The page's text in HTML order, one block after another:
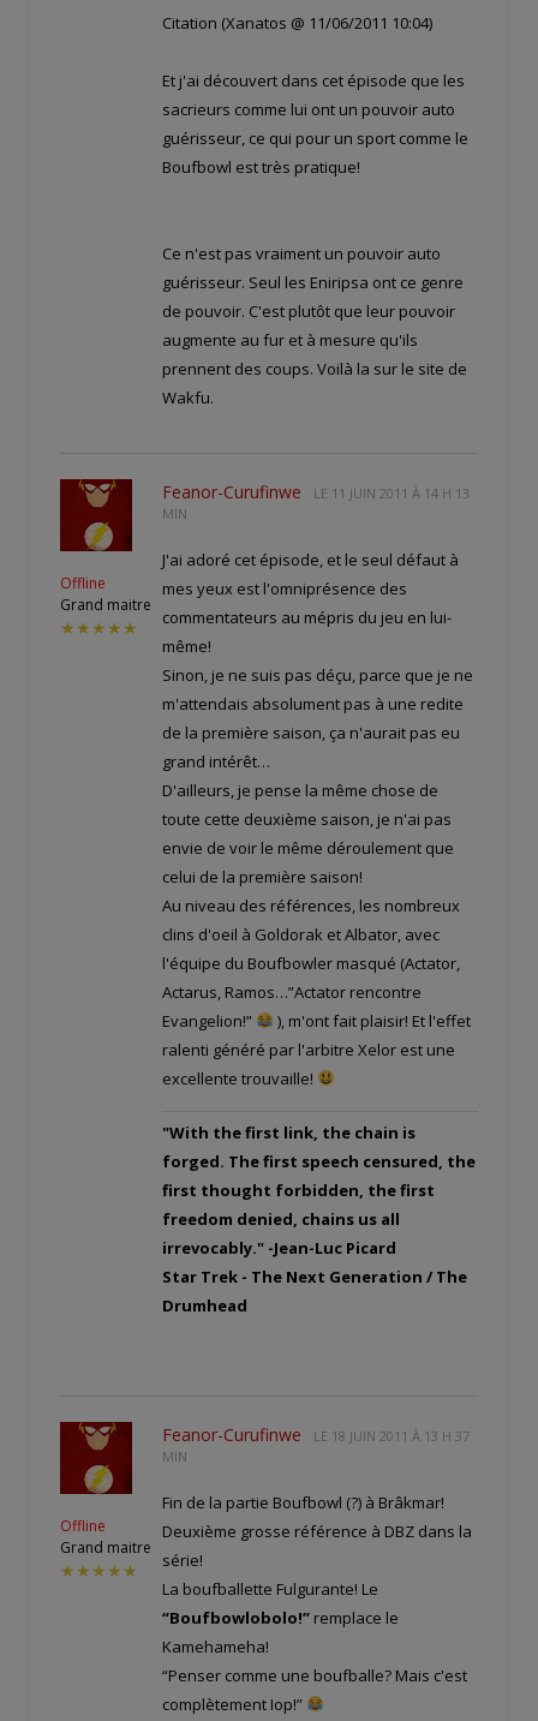
Citation (Xanatos @ 11/06/2011 10:04)
Et j'ai découvert dans cet épisode que les
sacrieurs comme lui ont un pouvoir auto
guérisseur, ce qui pour un sport comme le
Boufbowl est très pratique!
Ce n'est pas vraiment un pouvoir auto
guérisseur. Seul les Eniripsa ont ce genre
de pouvoir. C'est plutôt que leur pouvoir
augmente au fur et à mesure qu'ils
prennent des coups. Voilà la sur le site de
Wakfu.
Offline
Grand maitre
★★★★★
Feanor-Curufinwe LE 11 JUIN 2011 À 14 H 13
MIN
J'ai adoré cet épisode, et le seul défaut à
mes yeux est l'omniprésence des
commentateurs au mépris du jeu en lui-
même!
Sinon, je ne suis pas déçu, parce que je ne
m'attendais absolument pas à une redite
de la première saison, ça n'aurait pas eu
grand intérêt…
D'ailleurs, je pense la même chose de
toute cette deuxième saison, je n'ai pas
envie de voir le même déroulement que
celui de la première saison!
Au niveau des références, les nombreux
clins d'oeil à Goldorak et Albator, avec
l'équipe du Boufbowler masqué (Actator,
Actarus, Ramos…”Actator rencontre
Evangelion!”
), m'ont fait plaisir! Et l'effet
ralenti généré par l'arbitre Xelor est une
excellente trouvaille!
"With the first link, the chain is
forged. The first speech censured, the
first thought forbidden, the first
freedom denied, chains us all
irrevocably." -Jean-Luc Picard
Star Trek - The Next Generation / The
Drumhead
Offline
Grand maitre
★★★★★
Feanor-Curufinwe LE 18 JUIN 2011 À 13 H 37
MIN
Fin de la partie Boufbowl (?) à Brâkmar!
Deuxième grosse référence à DBZ dans la
série!
La boufballette Fulgurante! Le
“Boufbowlobolo!” remplace le
Kamehameha!
“Penser comme une boufballe? Mais c'est
complètement Iop!”